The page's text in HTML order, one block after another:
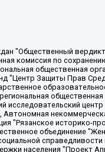
"Правозащитная группа "Гражданин.Армия.Право", Хисамова Регина Фаритовна, Автономная некоммерческая организация по реализации социально-правовых программ "Лилит", Дальневосточное общественное движение "Маяк", Санкт-Петербургская ЛГБТ-инициативная группа "Выход", Инициативная группа ЛГБТ+ "Реверс", Алексеев Андрей Викторович, Бекбулатова Таисия Львовна, Беляев Иван Михайлович, Владыкина Елена Сергеевна, Гельман Марат Александрович, Никульшина Вероника Юрьевна, Толоконникова Надежда Андреевна, Шендерович Виктор Анатольевич, Общество с ограниченной ответственностью "Данное сообщение", Общество с ограниченной ответственностью Издательский дом "Новая глава", Айнбиндер Александра Александровна, Московский комьюнити-центр для ЛГБТ+инициатив, Благотворительный фонд развития филантропии, Deutsche Welle (Германия, Kurt-Schumacher-Strasse 3, 53113 Bonn), Борзунова Мария Михайловна, Воробьев Виктор Викторович, Голубева Анна Львовна, Константинова Алла Михайловна, Малкова Ирина Владимировна, Мурадов Мурад Абдулгалимович, Осетинская Елизавета Николаевна, Понасенков Евгений Николаевич, Ганапольский Матвей Юрьевич, Киселев Евгений Алексеевич, Борухович Ирина Григорьевна, Дремин Иван Тимофеевич, Дубровский Дмитрий Викторович, Красноярская региональная общественная организация поддержки и